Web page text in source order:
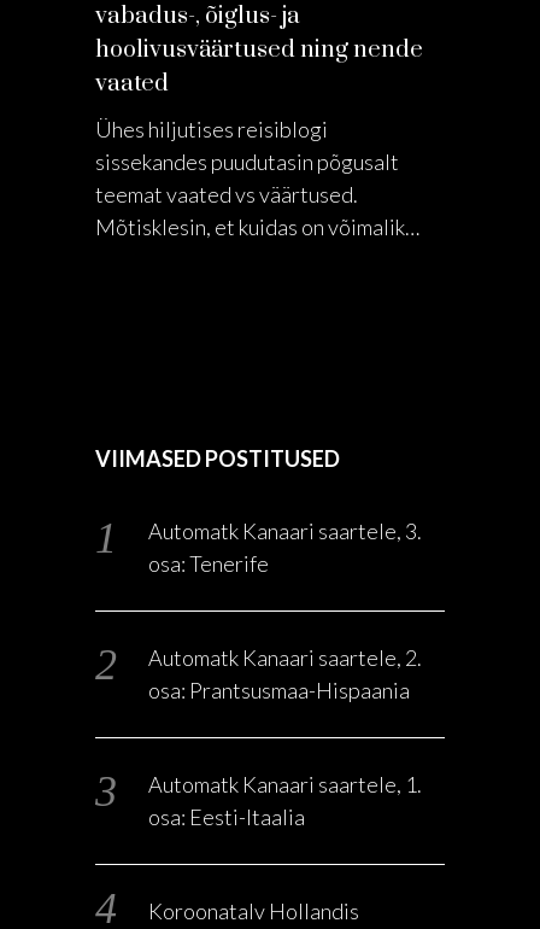
vabadus-, õiglus- ja
hoolivusväärtused ning nende
vaated
Ühes hiljutises reisiblogi
sissekandes puudutasin põgusalt
teemat vaated vs väärtused.
Mõtisklesin, et kuidas on võimalik…
VIIMASED POSTITUSED
Automatk Kanaari saartele, 3.
osa: Tenerife
Automatk Kanaari saartele, 2.
osa: Prantsusmaa-Hispaania
Automatk Kanaari saartele, 1.
osa: Eesti-Itaalia
Koroonatalv Hollandis